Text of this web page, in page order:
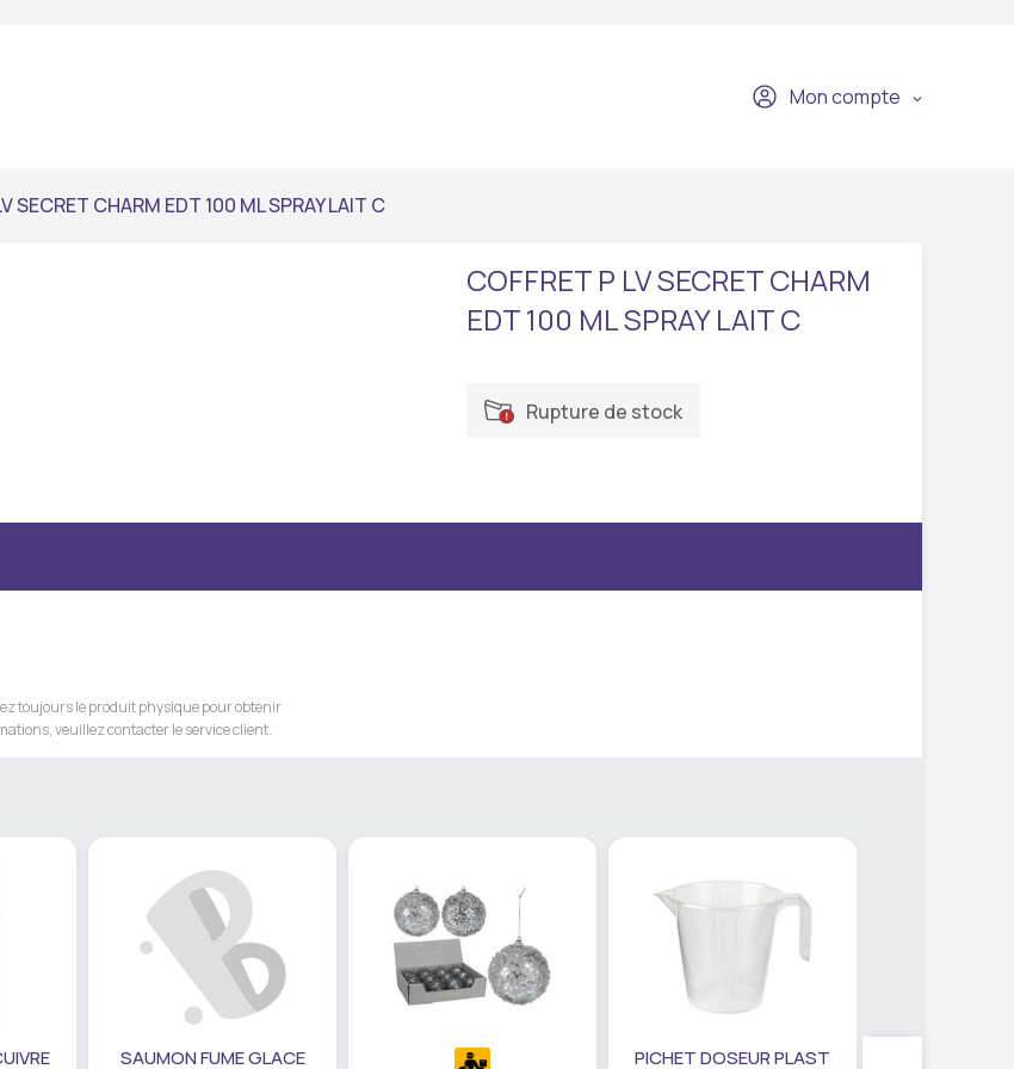
Mon compte
SECRET CHARM EDT 100 ML SPRAY LAIT C
COFFRET P LV SECRET CHARM
EDT 100 ML SPRAY LAIT C
Rupture de stock
toujours le produit physique pour obtenir
veuillez contacter le service client.
SAUMON FUME GLACE PICHET DOSEUR PLAST